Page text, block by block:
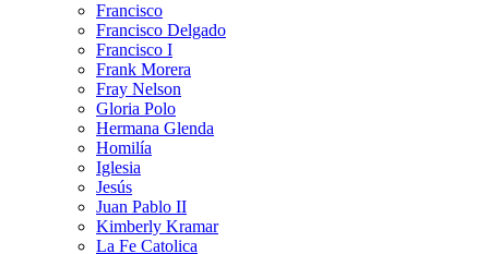
Francisco
Francisco Delgado
Francisco I
Frank Morera
Fray Nelson
Gloria Polo
Hermana Glenda
Homilía
Iglesia
Jesús
Juan Pablo II
Kimberly Kramar
La Fe Catolica